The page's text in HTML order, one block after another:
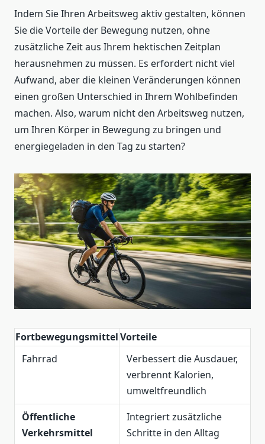
Indem Sie Ihren Arbeitsweg aktiv gestalten, können
Sie die Vorteile der Bewegung nutzen, ohne
zusätzliche Zeit aus Ihrem hektischen Zeitplan
herausnehmen zu müssen. Es erfordert nicht viel
Aufwand, aber die kleinen Veränderungen können
einen großen Unterschied in Ihrem Wohlbefinden
machen. Also, warum nicht den Arbeitsweg nutzen,
um Ihren Körper in Bewegung zu bringen und
energiegeladen in den Tag zu starten?
FortbewegungsmittelVorteile
Fahrrad
Verbessert die Ausdauer,
verbrennt Kalorien,
umweltfreundlich
Öffentliche
Verkehrsmittel
Integriert zusätzliche
Schritte in den Alltag